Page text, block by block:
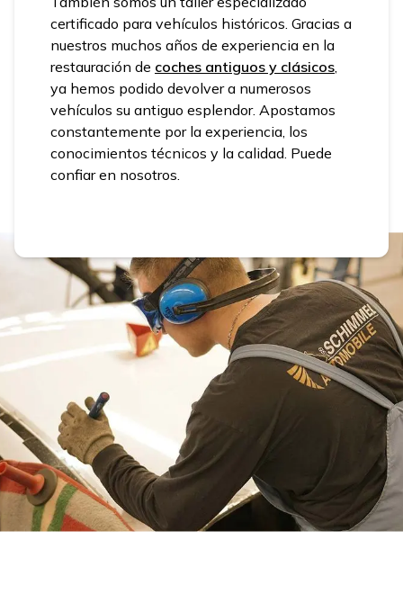
certificado para vehículos históricos. Gracias a
nuestros muchos años de experiencia en la
restauración de coches antiguos y clásicos,
ya hemos podido devolver a numerosos
vehículos su antiguo esplendor. Apostamos
constantemente por la experiencia, los
conocimientos técnicos y la calidad. Puede
confiar en nosotros.